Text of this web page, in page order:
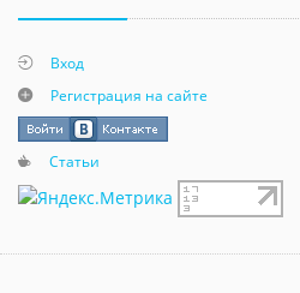
Вход
Регистрация на сайте
Статьи